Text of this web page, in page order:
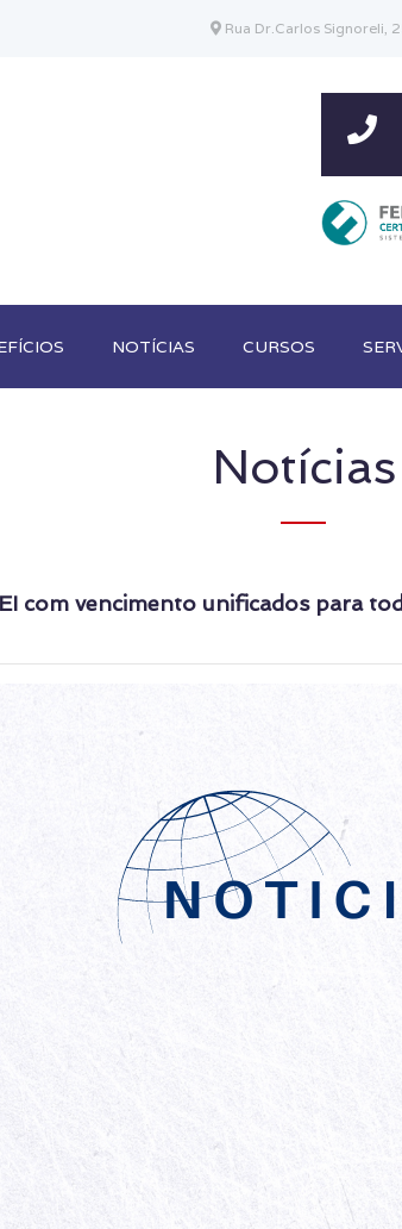
Rua Dr.Carlos Signoreli,
NOTÍCIAS CURSOS
Notícias
com vencimento unificados para